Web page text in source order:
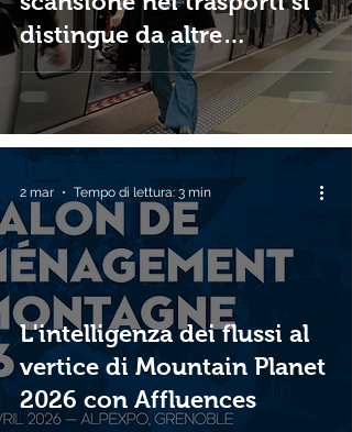
distingue da altre
tecnologie
L'intelligenza dei flussi al
vertice di Mountain Planet
2026 con Affluences
2 mar Tempo di lettura: 3 min